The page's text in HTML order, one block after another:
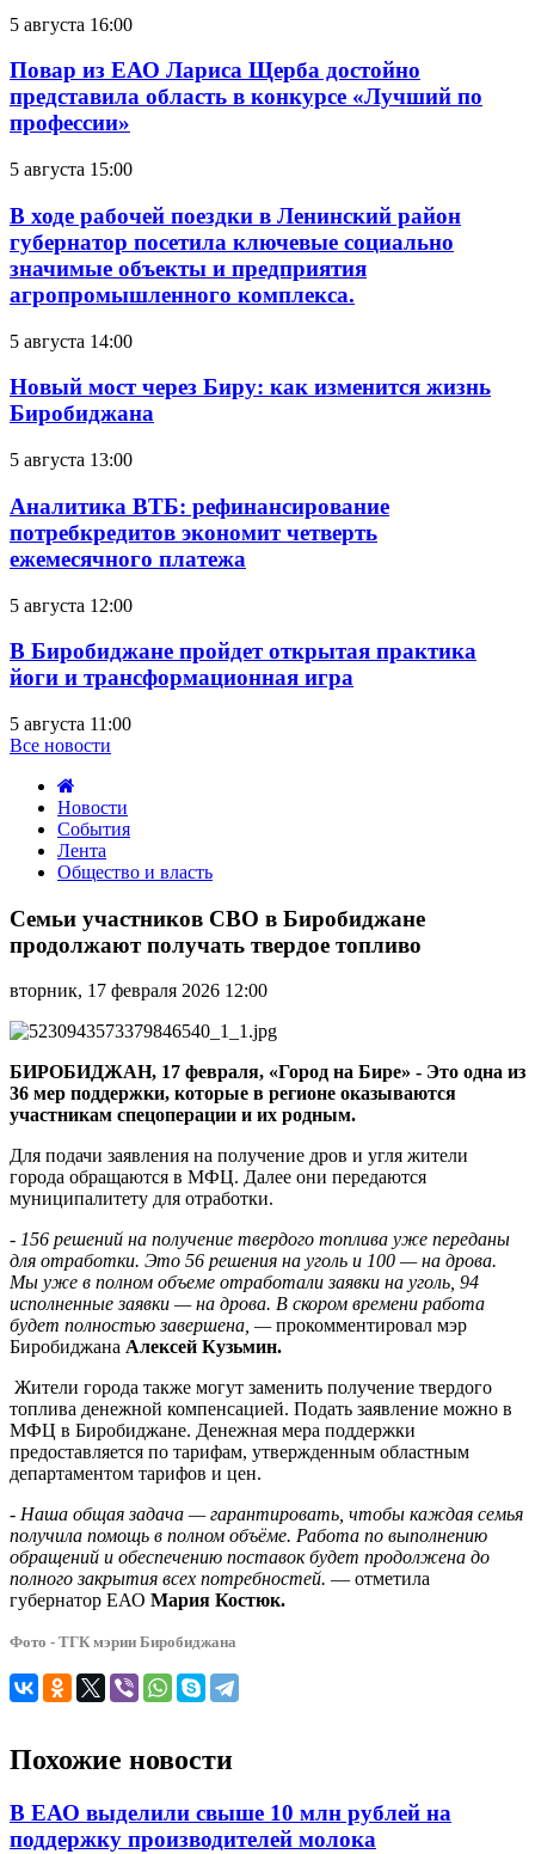
5 августа 16:00
Повар из ЕАО Лариса Щерба достойно
представила область в конкурсе «Лучший по
профессии»
5 августа 15:00
В ходе рабочей поездки в Ленинский район
губернатор посетила ключевые социально
значимые объекты и предприятия
агропромышленного комплекса.
5 августа 14:00
Новый мост через Биру: как изменится жизнь
Биробиджана
5 августа 13:00
Аналитика ВТБ: рефинансирование
потребкредитов экономит четверть
ежемесячного платежа
5 августа 12:00
В Биробиджане пройдет открытая практика
йоги и трансформационная игра
5 августа 11:00
Все новости
Новости
События
Лента
Общество и власть
участников
СВО
в
продолжают
получать
твердое
топливо
Семьи участников СВО в Биробиджане
продолжают получать твердое топливо
вторник, 17 февраля 2026 12:00
БИРОБИДЖАН, 17 февраля, «Город на Бире» - Это одна из
36 мер поддержки, которые в регионе оказываются
участникам спецоперации и их родным.
Для подачи заявления на получение дров и угля жители
города обращаются в МФЦ. Далее они передаются
муниципалитету для отработки.
- 156 решений на получение твердого топлива уже переданы
для отработки. Это 56 решения на уголь и 100 — на дрова.
Мы уже в полном объеме отработали заявки на уголь, 94
исполненные заявки — на дрова. В скором времени работа
будет полностью завершена, —прокомментировал мэр
Биробиджана Алексей Кузьмин.
Жители города также могут заменить получение твердого
топлива денежной компенсацией. Подать заявление можно в
МФЦ в Биробиджане. Денежная мера поддержки
предоставляется по тарифам, утвержденным областным
департаментом тарифов и цен.
- Наша общая задача — гарантировать, чтобы каждая семья
получила помощь в полном объёме. Работа по выполнению
обращений и обеспечению поставок будет продолжена до
полного закрытия всех потребностей. — отметила
губернатор ЕАО Мария Костюк.
Фото - ТГК мэрии Биробиджана
Похожие новости
В ЕАО выделили свыше 10 млн рублей на
поддержку производителей молока